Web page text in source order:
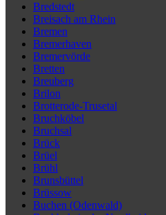
Bredstedt
Breisach am Rhein
Bremen
Bremerhaven
Bremervörde
Bretten
Breuberg
Brilon
Brotterode-Trusetal
Bruchköbel
Bruchsal
Brück
Brüel
Brühl
Brunsbüttel
Brüssow
Buchen (Odenwald)